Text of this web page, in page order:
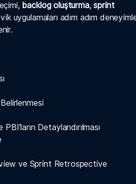
backlog oluşturma,sprint
uygulamaları adım adım
Detaylandırılması
ve Sprint Retrospective